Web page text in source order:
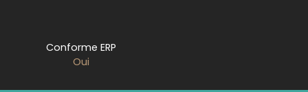
Conforme ERP
Oui